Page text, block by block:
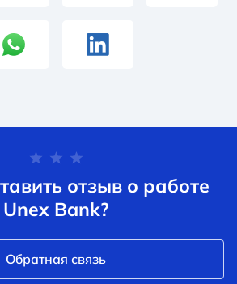
отзыв о работе
Unex Bank?
Обратная связь